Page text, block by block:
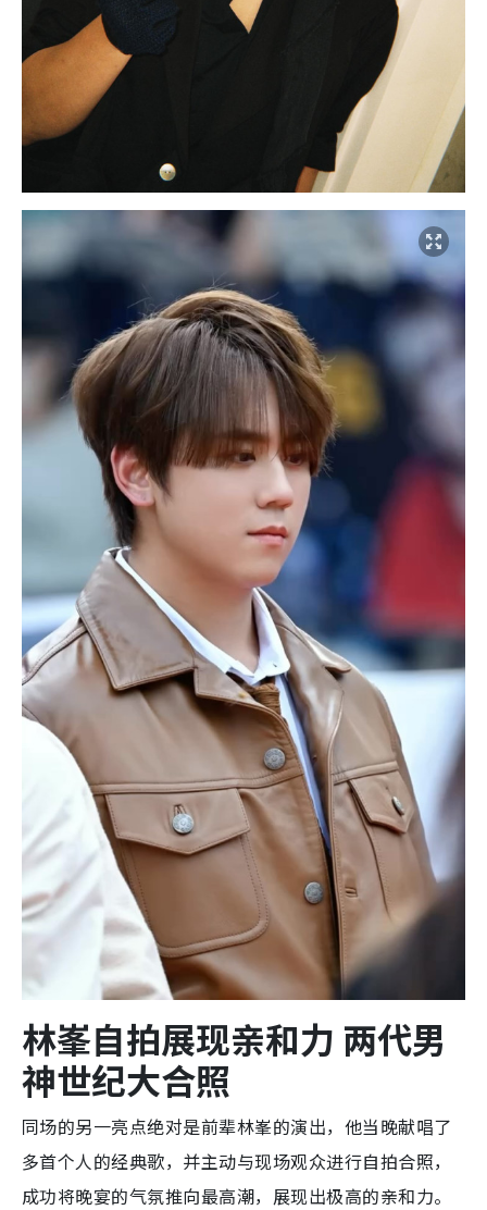
林峯自拍展现亲和力 两代男
神世纪大合照
同场的另一亮点绝对是前辈林峯的演出，他当晚献唱了
多首个人的经典歌，并主动与现场观众进行自拍合照，
成功将晚宴的气氛推向最高潮，展现出极高的亲和力。